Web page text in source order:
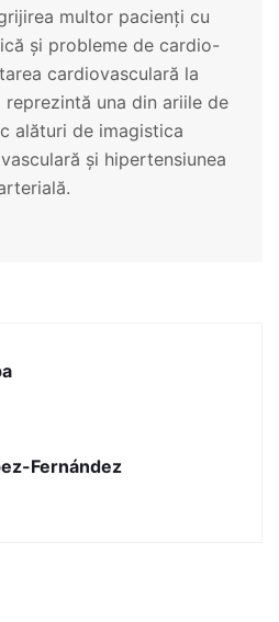
multor pacienți cu
și probleme de cardio-
cardiovasculară la
una din ariile de
alături de imagistica
și hipertensiunea
Fernández